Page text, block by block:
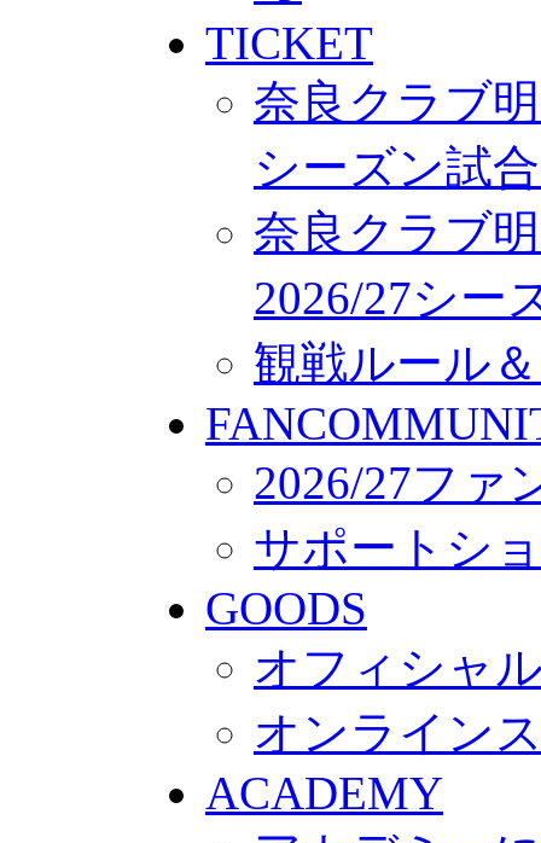
TICKET
奈良クラブ
シーズン試
奈良クラブ
2026/27シー
観戦ルール
2026/27ファ
サポートシ
GOODS
オフィシャ
オンライン
ACADEMY